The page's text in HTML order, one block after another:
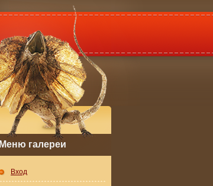
Меню галереи
Вход